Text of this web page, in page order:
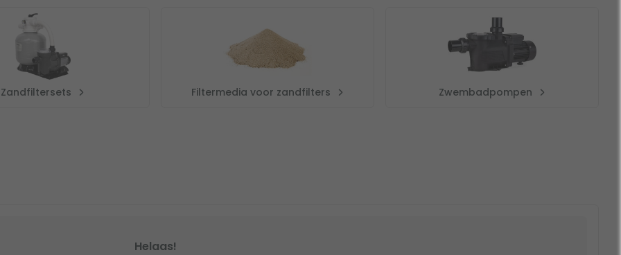
Zandfiltersets Filtermedia voor zandfilters Zwembadpompen
Helaas!